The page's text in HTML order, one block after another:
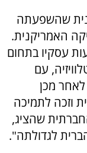
שהשפעתה
האמריקנית.
עסקיו בתחום
עם
מכן
וזכה לתמיכה
שהציג,
לגדולתה".